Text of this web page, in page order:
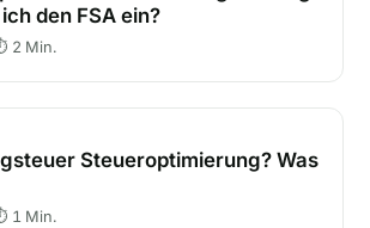
den FSA ein?
2 Min.
Steueroptimierung? Was ist das?
Steueroptimierung? Was
1 Min.